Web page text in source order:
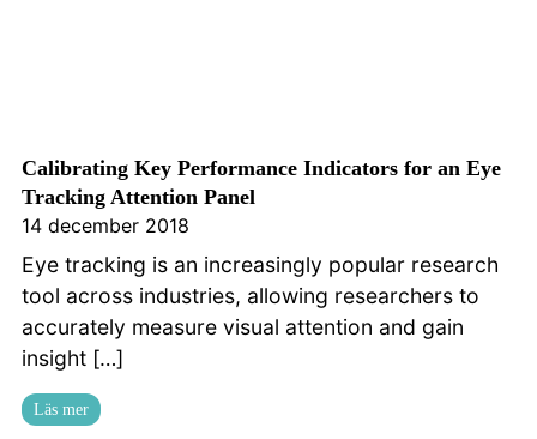
Calibrating Key Performance Indicators for an Eye
Tracking Attention Panel
14 december 2018
Eye tracking is an increasingly popular research
tool across industries, allowing researchers to
accurately measure visual attention and gain
insight […]
Läs mer